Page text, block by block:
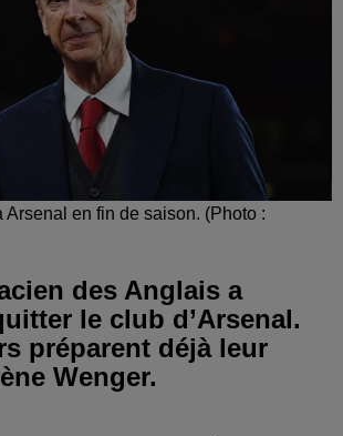
Arsenal en fin de saison. (Photo :
des Anglais a
le club d’Arsenal.
préparent déjà leur
Wenger.